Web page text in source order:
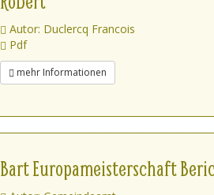
Autor: Duclercq Francois
Pdf
mehr Informationen
Bart Europameisterschaft